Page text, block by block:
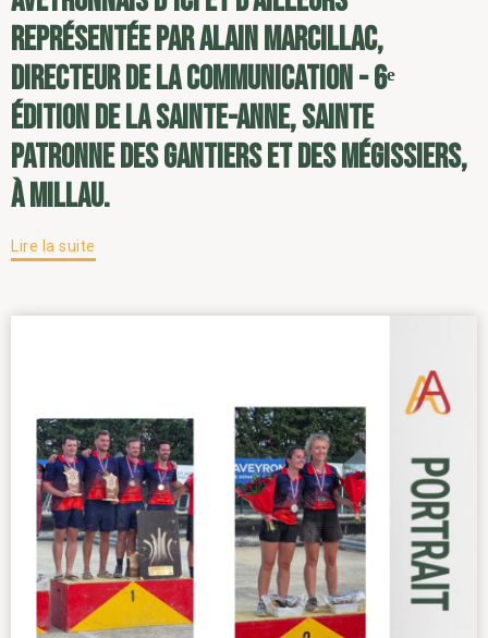
représentée par Alain Marcillac,
directeur de la communication - 6ᵉ
édition de la Sainte-Anne, sainte
patronne des gantiers et des mégissiers,
à Millau.
Lire la suite